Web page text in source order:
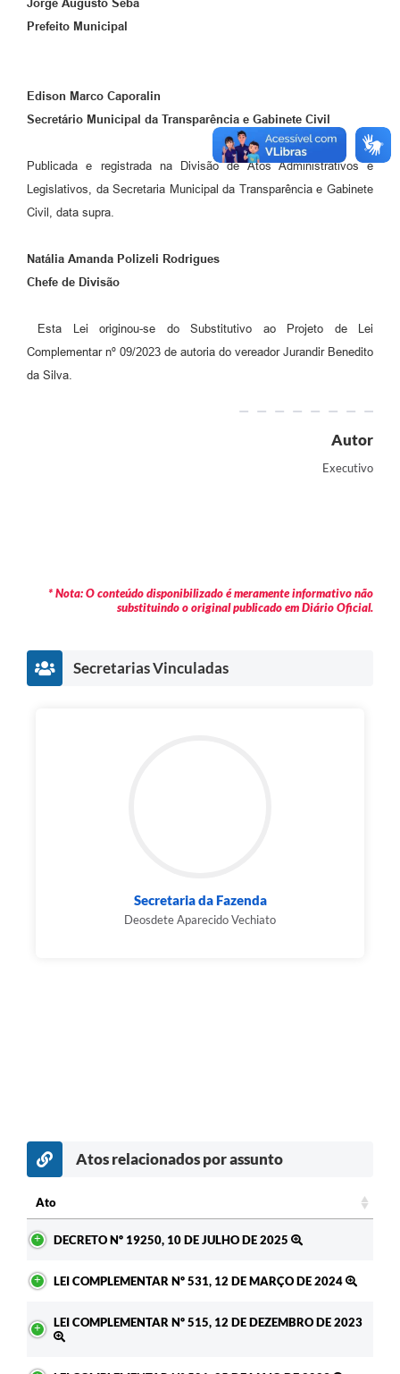
Jorge Augusto Seba
Prefeito Municipal
Edison Marco Caporalin
Secretário Municipal da Transparência e Gabinete Civil
Publicada e registrada na Divisão de Atos Administrativos e
Legislativos, da Secretaria Municipal da Transparência e Gabinete
Civil, data supra.
Natália Amanda Polizeli Rodrigues
Chefe de Divisão
Esta Lei originou-se do Substitutivo ao Projeto de Lei
Complementar nº 09/2023 de autoria do vereador Jurandir Benedito
da Silva.
Autor
Executivo
* Nota: O conteúdo disponibilizado é meramente informativo não
substituindo o original publicado em Diário Oficial.
Secretarias Vinculadas
Secretaria da Fazenda
Deosdete Aparecido Vechiato
Atos relacionados por assunto
Ato
DECRETO Nº 19250, 10 DE JULHO DE 2025
LEI COMPLEMENTAR Nº 531, 12 DE MARÇO DE 2024
LEI COMPLEMENTAR Nº 515, 12 DE DEZEMBRO DE 2023